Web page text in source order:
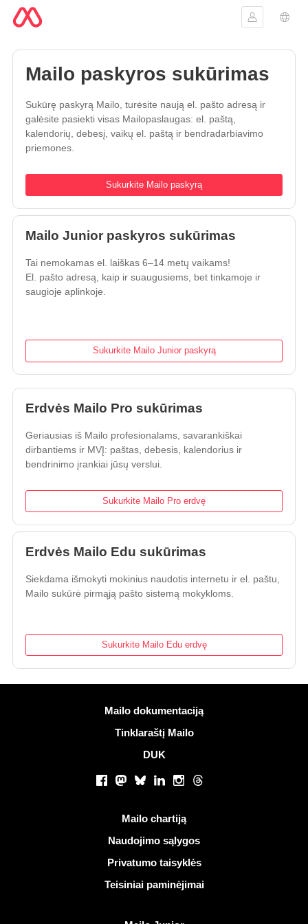
Prisijungti
Mailo paskyros sukūrimas
Sukūrę paskyrą Mailo, turėsite naują el. pašto adresą ir
galėsite pasiekti visas Mailopaslaugas: el. paštą,
kalendorių, debesį, vaikų el. paštą ir bendradarbiavimo
priemones.
Sukurkite Mailo paskyrą
Mailo Junior paskyros sukūrimas
Tai nemokamas el. laiškas 6–14 metų vaikams!
El. pašto adresą, kaip ir suaugusiems, bet tinkamoje ir
saugioje aplinkoje.
Sukurkite Mailo Junior paskyrą
Erdvės Mailo Pro sukūrimas
Geriausias iš Mailo profesionalams, savarankiškai
dirbantiems ir MVĮ: paštas, debesis, kalendorius ir
bendrinimo įrankiai jūsų verslui.
Sukurkite Mailo Pro erdvę
Erdvės Mailo Edu sukūrimas
Siekdama išmokyti mokinius naudotis internetu ir el. paštu,
Mailo sukūrė pirmąją pašto sistemą mokykloms.
Sukurkite Mailo Edu erdvę
Daugiau informacijosMailo dokumentaciją
Tinklaraštį Mailo
DUK
Socialiniai tinklai
Facebook
Mastodon
BlueskyLinkedInInstagram
Threads
Naudingos nuorodosMailo chartiją
Naudojimo sąlygos
Privatumo taisyklės
Teisiniai paminėjimai